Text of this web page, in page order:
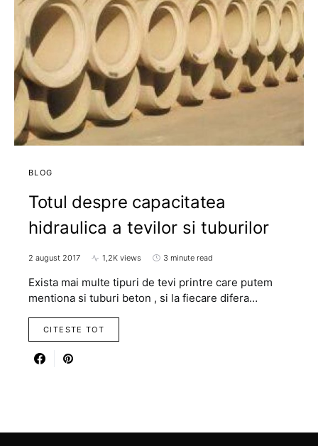
BLOG
Totul despre capacitatea
hidraulica a tevilor si tuburilor
2 august 2017 1,2K views 3 minute read
Exista mai multe tipuri de tevi printre care putem
mentiona si tuburi beton , si la fiecare difera…
CITESTE TOT